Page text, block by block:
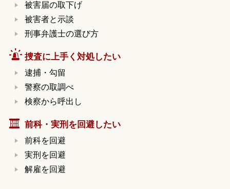
被害届の取下げ
被害者と示談
刑事弁護士の選び方
捜査に上手く対処したい
逮捕・勾留
警察の取調べ
検察から呼出し
前科・実刑を回避したい
前科を回避
実刑を回避
解雇を回避